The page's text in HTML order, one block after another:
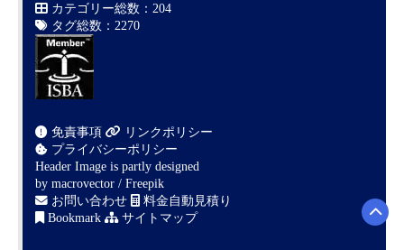
カテゴリー総数：204
タグ総数：2270
免責事項
リンクポリシー
プライバシーポリシー
Header Image is partly designed
by macrovector / Freepik
お問い合わせ
料金自動見積り
Bookmark
サイトマップ